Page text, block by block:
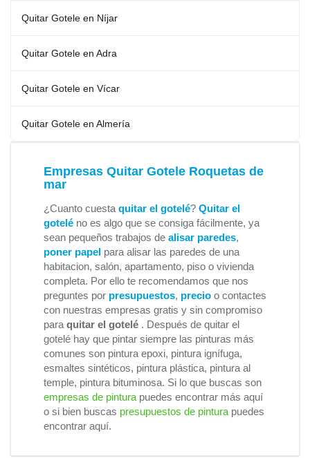
Quitar Gotele en Níjar
Quitar Gotele en Adra
Quitar Gotele en Vícar
Quitar Gotele en Almería
Empresas Quitar Gotele Roquetas de
mar
¿Cuanto cuesta quitar el gotelé? Quitar el
gotelé no es algo que se consiga fácilmente, ya
sean pequeños trabajos de alisar paredes,
poner papel para alisar las paredes de una
habitacion, salón, apartamento, piso o vivienda
completa. Por ello te recomendamos que nos
preguntes por presupuestos, precio o contactes
con nuestras empresas gratis y sin compromiso
para quitar el gotelé . Después de quitar el
gotelé hay que pintar siempre las pinturas más
comunes son pintura epoxi, pintura ignífuga,
esmaltes sintéticos, pintura plástica, pintura al
temple, pintura bituminosa. Si lo que buscas son
empresas de pintura puedes encontrar más aquí
o si bien buscas presupuestos de pintura puedes
encontrar aquí.